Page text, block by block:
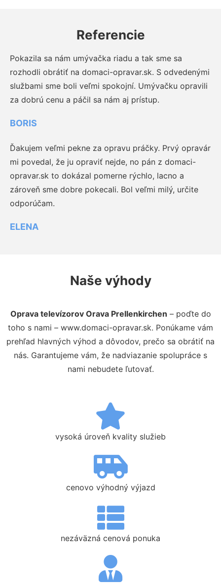
Referencie
Pokazila sa nám umývačka riadu a tak sme sa
rozhodli obrátiť na domaci-opravar.sk. S odvedenými
službami sme boli veľmi spokojní. Umývačku opravili
za dobrú cenu a páčil sa nám aj prístup.
BORIS
Ďakujem veľmi pekne za opravu práčky. Prvý opravár
mi povedal, že ju opraviť nejde, no pán z domaci-
opravar.sk to dokázal pomerne rýchlo, lacno a
zároveň sme dobre pokecali. Bol veľmi milý, určite
odporúčam.
ELENA
Naše výhody
Oprava televízorov Orava Prellenkirchen – poďte do
toho s nami – www.domaci-opravar.sk. Ponúkame vám
prehľad hlavných výhod a dôvodov, prečo sa obrátiť na
nás. Garantujeme vám, že nadviazanie spolupráce s
nami nebudete ľutovať.
vysoká úroveň kvality služieb
cenovo výhodný výjazd
nezáväzná cenová ponuka